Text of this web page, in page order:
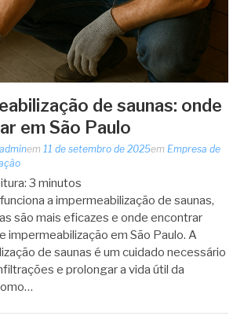
de saunas: onde
em São Paulo
adminem 11 de setembro de 2025em Empresa de
3 minutos
a impermeabilização de saunas,
são mais eficazes e onde encontrar
impermeabilização em São Paulo. A
de saunas é um cuidado necessário
e prolongar a vida útil da